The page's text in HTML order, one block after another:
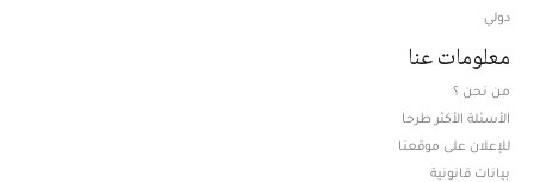
دولي
معلومات عنا
من نحن ؟
الأسئلة الأكثر طرحا
للإعلان على موقعنا
بيانات قانونية